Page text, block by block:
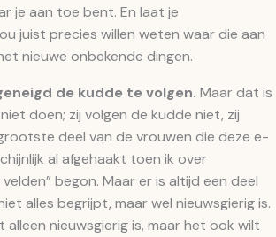
je aan toe bent. En laat je
juist precies willen weten waar die aan
nieuwe onbekende dingen.
de kudde te volgen. Maar dat is
doen; zij volgen de kudde niet, zij
deel van de vrouwen die deze e-
al afgehaakt toen ik over
begon. Maar er is altijd een deel
alles begrijpt, maar wel nieuwsgierig is.
alleen nieuwsgierig is, maar het ook wilt